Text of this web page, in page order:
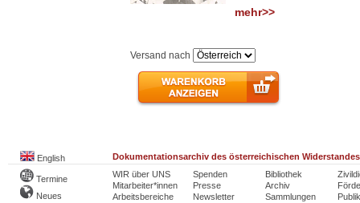
mehr>>
Versand nach
English Dokumentationsarchiv des österreichischen Widerstandes
Termine
Neues
WIR über UNS
Mitarbeiter*innen
Arbeitsbereiche
Spenden
Presse
Newsletter
Bibliothek
Archiv
Sammlungen